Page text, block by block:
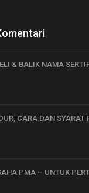
& BALIK NAMA
CARA DAN SYARAT
PMA – UNTUK